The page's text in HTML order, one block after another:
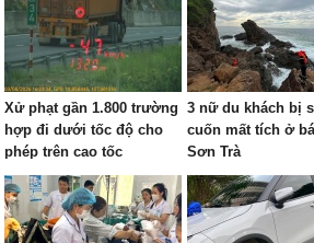
Xử phạt gần 1.800 trường
hợp đi dưới tốc độ cho
phép trên cao tốc
3 nữ du khách bị
cuốn mất tích ở
Sơn Trà